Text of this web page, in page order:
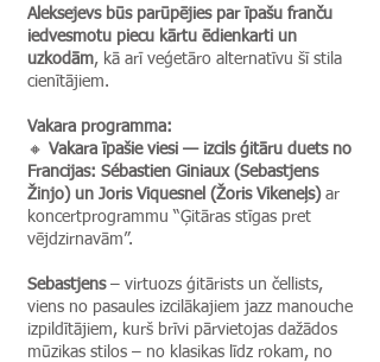
Aleksejevs būs parūpējies par īpašu franču
iedvesmotu piecu kārtu ēdienkarti un
uzkodām, kā arī veģetāro alternatīvu šī stila
cienītājiem.
Vakara programma:
🔸 Vakara īpašie viesi — izcils ģitāru duets no
Francijas: Sébastien Giniaux (Sebastjens
Žinjo) un Joris Viquesnel (Žoris Vikeneļs)ar
koncertprogrammu “Ģitāras stīgas pret
vējdzirnavām”.
Sebastjens– virtuozs ģitārists un čellists,
viens no pasaules izcilākajiem jazz manouche
izpildītājiem, kurš brīvi pārvietojas dažādos
mūzikas stilos – no klasikas līdz rokam, no